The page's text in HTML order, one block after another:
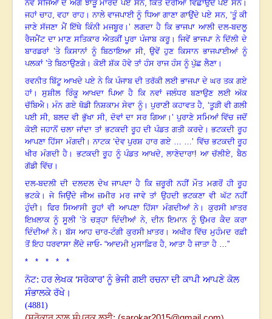
ਨਵੇਂ ਸਜਿਆਂ ਦੇ ਅੱਗੇ ਝਾੜੂ ਮਾਰਦੇ ਪਏ ਸਨ,ਕਿਤੇ ਦਰੀਆਂ ਵਿਛਾਉਂਦੇ ਪਏ ਸਨ।
ਜਹਾਂ ਚਾਹ,ਵਹਾ ਰਾਹ। ਨਾਲੇ ਵਾਜਪਾਈ ਨੂੰ ਧਿਆ ਗਾਣਾ ਗਾਉਂਦੇ ਪਏ ਸਨ, ‘ਤੂੰ ਕੀ
ਜਾਣੇ ਸੱਜਣਾ ਮੈਂ ਇੱਥੇ ਕਿੰਨੀ ਮਜਬੂਰ।’ ਲਗਦਾ ਹੈ ਕਿ ਭਾਜਪਾ ਆਲੀ ਦਲ-ਬਦਲੂ
ਰੈਜਮੈਂਟ ਦਾ ਮਾਣ ਸਤਿਕਾਰ ਐਤਕੀਂ ਪੂਰਾ ਪੰਜਾਬ ਕਰੂ।ਜਿਵੇਂ ਭਾਜਪਾ ਨੇ ਦਿੱਲੀ ਦੇ
ਬਾਰਡਰਾਂ ’ਤੇ ਕਿਸਾਨਾਂ ਨੂੰ ਬਿਠਾਇਆ ਸੀ,ਉਵੇਂ ਹੁਣ ਕਿਸਾਨ ਭਾਜਪਾਈਆਂ ਨੂੰ
ਪਲਕਾਂ ’ਤੇ ਬਿਠਾਉਣਗੇ। ਕੋਈ ਸ਼ੱਕ ਹੋਵੇ ਤਾਂ ਹੰਸ ਰਾਜ ਹੰਸ ਨੂੰ ਪੁੱਛ ਲੈਣਾ ।
ਰਵਨੀਤ ਬਿੱਟੂ ਆਖਦੇ ਪਏ ਨੇ ਕਿ ਪੰਜਾਬ ਦੀ ਤਰੱਕੀ ਲਈ ਭਾਜਪਾ ਦੇ ਘਰ ਤਕ ਗਏ
ਹਾਂ ।ਸੁਸ਼ੀਲ ਰਿੰਕੂ ਆਖਦਾ ਪਿਆ ਹੈ ਕਿ ਨਵਾਂ ਜਲੰਧਰ ਬਣਾਉਣ ਲਈ ਅੱਕ
ਚੱਬਿਐ।ਮੰਨ ਗਏ ਥੋਡੀ ਨਿਸ਼ਕਾਮ ਸੇਵਾ ਨੂੰ। ਪੁਰਾਣੀ ਕਹਾਵਤ ਹੈ, ‘ਤੂੜੀ ਵੀ ਗਲੀ
ਪਈ ਸੀ, ਬਲਦ ਵੀ ਭੁੱਖਾ ਸੀ, ਦੋਵਾਂ ਦਾ ਸਰ ਗਿਆ। ’ ਪੁਰਾਣੇ ਸਮਿਆਂ ਵਿੱਚ ਜਦੋਂ
ਕੋਈ ਜਹਾਨੋਂ ਚਲਾ ਜਾਂਦਾ ਤਾਂ ਭਟਕਦੀ ਰੂਹ ਦੀ ਪੰਡਤ ਗਤੀ ਕਰਦੇ।ਭਟਕਦੀ ਰੂਹ
ਆਪਣਾ ਹਿੱਸਾ ਮੰਗਦੀ। ਨਾਟਕ ‘ਦੇਵ ਪੁਰਸ਼ ਹਾਰ ਗਏ … …’ ਵਿੱਚ ਭਟਕਦੀ ਰੂਹ
ਖੀਰ ਮੰਗਦੀ ਹੈ । ਭਟਕਦੀ ਰੂਹ ਨੂੰ ਪੰਡਤ ਆਖਦੇ,ਲਾਣੇਦਾਰਾ! ਆ ਚੱਲੀਏ,ਬੈਠ
ਗੱਡੀ ਵਿੱਚ ।
ਦਲ-ਬਦਲੀ ਦੀ ਦਲਦਲ ਦੇਖ ਜਾਪਦਾ ਹੈ ਕਿ ਜ਼ਰੂਰੀ ਨਹੀਂ ਮੌਤ ਮਗਰੋਂ ਹੀ ਰੂਹ
ਭਟਕੇ ।ਜੇ ਜਿਉਂਦੇ ਜੀਅ ਜ਼ਮੀਰ ਮਰ ਜਾਵੇ ਤਾਂ ਉਹਦੀ ਭਟਕਣਾ ਵੀ ਘੱਟ ਨਹੀਂ
ਹੁੰਦੀ। ਫਿਰ ਸਿਆਸੀ ਰੂਹਾਂ ਵੀ ਆਪਣਾ ਹਿੱਸਾ ਮੰਗਦੀਆਂ ਨੇ। ਕੁਰਸੀ ਖ਼ਾਤਰ
ਇਖ਼ਲਾਕ ਨੂੰ ਸੂਲੀ ’ਤੇ ਚੜ੍ਹਾ ਦਿੰਦੀਆਂ ਨੇ, ਦੀਨ ਇਮਾਨ ਨੂੰ ਉਮਰ ਕੈਦ ਕਰਾ
ਦਿੰਦੀਆਂ ਨੇ। ਬੱਸ ਆਹ ਚਾਰ-ਟੰਗੀ ਕੁਰਸੀ ਖ਼ਾਤਰ।ਅਖੀਰ ਵਿੱਚ ਮੁਹੰਮਦ ਰਫ਼ੀ
ਤੋਂ ਇਹ ਧਰਵਾਸਾ ਲੈਂਦੇ ਜਾਓ- “ਆਦਮੀ ਮੁਸਾਫ਼ਿਰ ਹੈ, ਆਤਾ ਹੈ ਜਾਤਾ ਹੈ …”
* * * * *
ਨੋਟ: ਹਰ ਲੇਖਕ ‘ਸਰੋਕਾਰ’ ਨੂੰ ਭੇਜੀ ਗਈ ਰਚਨਾ ਦੀ ਕਾਪੀ ਆਪਣੇ ਕੋਲ
ਸੰਭਾਲਕੇ ਰੱਖੇ।
(4881)